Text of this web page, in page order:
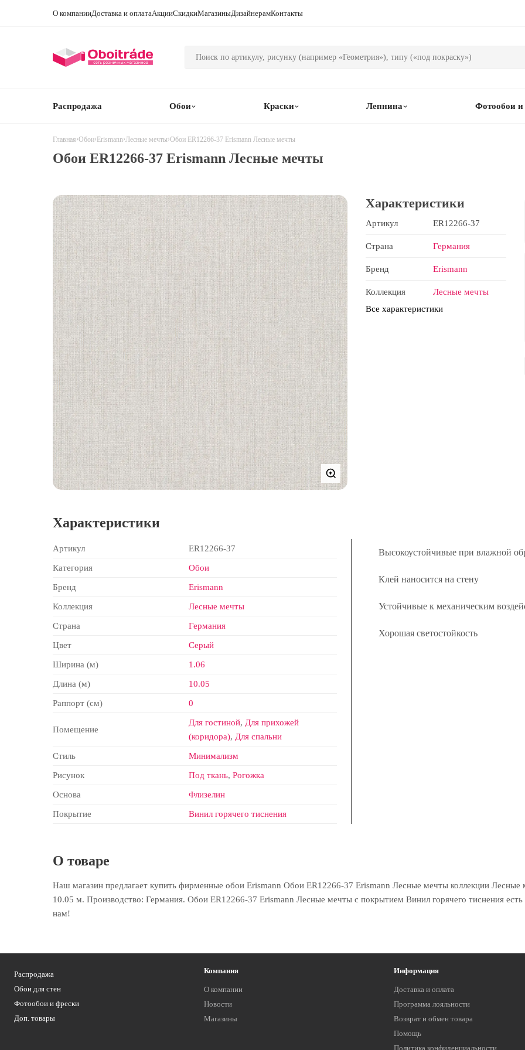
О компанииДоставка и оплатаАкцииСкидкиМагазиныДизайнерамКонтакты
Распродажа Обои Краски Лепнина Фотообои и
Главная›Обои› Erismann›Лесные мечты›Обои ER12266-37 Erismann Лесные мечты
Обои ER12266-37 Erismann Лесные мечты
Характеристики
Артикул ER12266-37
Страна Германия
Бренд Erismann
Коллекция
Лесные мечты
Все характеристики
Характеристики
Артикул ER12266-37
Категория Обои
Бренд Erismann
Коллекция Лесные мечты
Страна Германия
Цвет Серый
Ширина (м) 1.06
Длина (м) 10.05
Раппорт (см) 0
Помещение
Для гостиной, Для прихожей
(коридора), Для спальни
Стиль Минимализм
Рисунок Под ткань, Рогожка
Основа Флизелин
Покрытие Винил горячего тиснения
Высокоустойчивые при влажной
Клей наносится на стену
Устойчивые к механическим
Хорошая светостойкость
О товаре
Наш магазин предлагает купить фирменные обои Erismann Обои ER12266-37 Erismann Лесные мечты коллекции
10.05 м. Производство: Германия. Обои ER12266-37 Erismann Лесные мечты с покрытием Винил горячего тиснения есть
нам!
Распродажа
Обои для стен
Фотообои и фрески
Доп. товары
Компания
О компании
Новости
Магазины
Информация
Доставка и оплата
Программа лояльности
Возврат и обмен товара
Помощь
Политика конфиденциальности